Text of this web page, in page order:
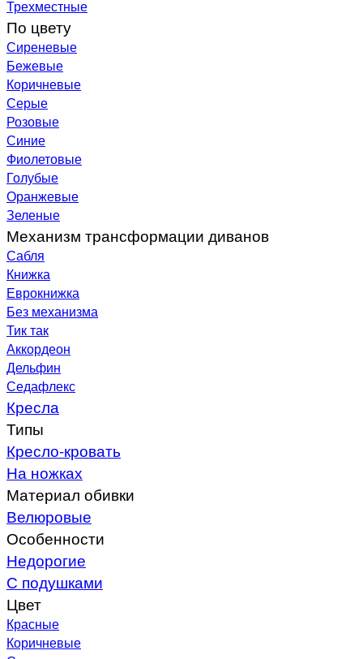
Трехместные
По цвету
Сиреневые
Бежевые
Коричневые
Серые
Розовые
Синие
Фиолетовые
Голубые
Оранжевые
Зеленые
Механизм трансформации диванов
Сабля
Книжка
Еврокнижка
Без механизма
Тик так
Аккордеон
Дельфин
Седафлекс
Кресла
Типы
Кресло-кровать
На ножках
Материал обивки
Велюровые
Особенности
Недорогие
С подушками
Цвет
Красные
Коричневые